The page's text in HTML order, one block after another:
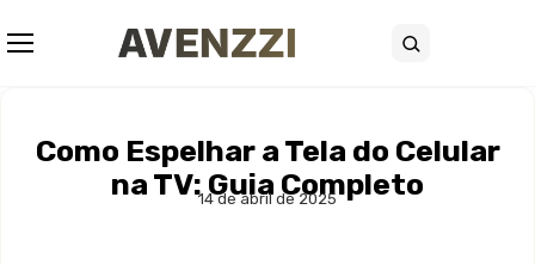
Buscar
Como Espelhar a Tela do Celular
na TV: Guia Completo
14 de abril de 2025